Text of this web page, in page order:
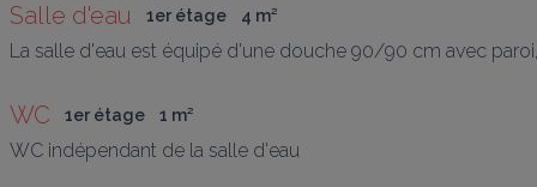
Salle d'eau 1er étage 4 m²
La salle d'eau est équipé d'une douche 90/90 cm avec
WC 1er étage 1 m²
WC indépendant de la salle d'eau